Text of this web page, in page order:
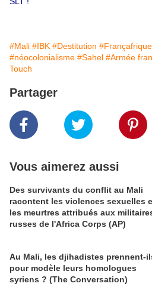
#Mali #IBK #Destitution #Françafrique
#néocolonialisme #Sahel #Armée
Touch
Partager
Vous aimerez aussi
Des survivants du conflit au Mali
racontent les violences sexuelles
les meurtres attribués aux
russes de l'Africa Corps (AP)
Au Mali, les djihadistes prennent-
pour modèle leurs homologues
syriens ? (The Conversation)